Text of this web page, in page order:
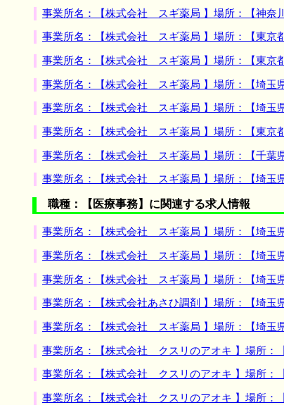
事業所名：【株式会社 スギ薬局 】場所：【神奈
事業所名：【株式会社 スギ薬局 】場所：【東京
事業所名：【株式会社 スギ薬局 】場所：【東京
事業所名：【株式会社 スギ薬局 】場所：【埼玉
事業所名：【株式会社 スギ薬局 】場所：【埼玉
事業所名：【株式会社 スギ薬局 】場所：【東京
事業所名：【株式会社 スギ薬局 】場所：【千葉
事業所名：【株式会社 スギ薬局 】場所：【埼玉
職種：【医療事務】に関連する求人情報
事業所名：【株式会社 スギ薬局 】場所：【埼玉
事業所名：【株式会社 スギ薬局 】場所：【埼玉
事業所名：【株式会社 スギ薬局 】場所：【埼玉
事業所名：【株式会社あさひ調剤 】場所：【埼玉
事業所名：【株式会社 スギ薬局 】場所：【埼玉
事業所名：【株式会社 クスリのアオキ 】場所：
事業所名：【株式会社 クスリのアオキ 】場所：
事業所名：【株式会社 クスリのアオキ 】場所：